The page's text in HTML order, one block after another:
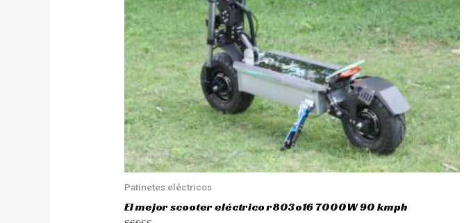
Patinetes eléctricos
El mejor scooter eléctrico r803o16 7000W 90 kmph